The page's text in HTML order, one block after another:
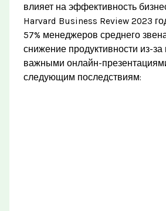
влияет на эффективность
Harvard Business Review 2023
57% менеджеров среднего
снижение продуктивности из-
важными онлайн-
следующим последствиям: